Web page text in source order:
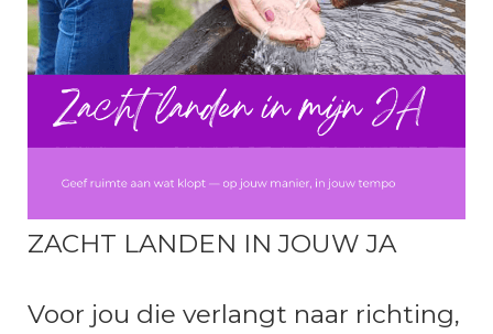
ZACHT LANDEN IN JOUW JA
Voor jou die verlangt naar richting,